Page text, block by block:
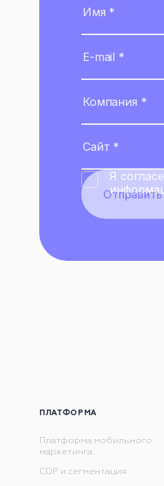
Я
Отправить
ПЛАТФОРМА
Платформа мобильного
маркетинга
CDP и сегментация